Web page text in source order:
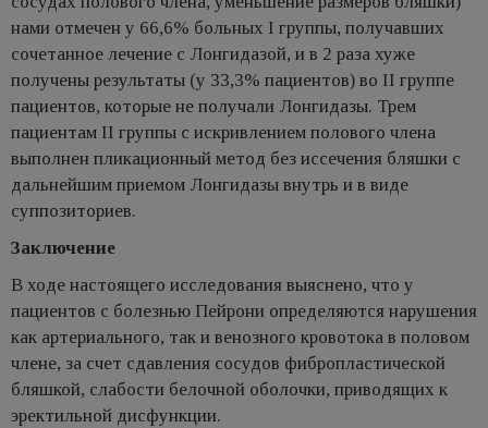
нами отмечен у 66,6% больных I группы, получавших
сочетанное лечение с Лонгидазой, и в 2 раза хуже
получены результаты (у 33,3% пациентов) во II группе
пациентов, которые не получали Лонгидазы. Трем
пациентам II группы с искривлением полового члена
выполнен пликационный метод без иссечения бляшки с
дальнейшим приемом Лонгидазы внутрь и в виде
суппозиториев.
Заключение
В ходе настоящего исследования выяснено, что у
пациентов с болезнью Пейрони определяются нарушения
как артериального, так и венозного кровотока в половом
члене, за счет сдавления сосудов фибропластической
бляшкой, слабости белочной оболочки, приводящих к
эректильной дисфункции.